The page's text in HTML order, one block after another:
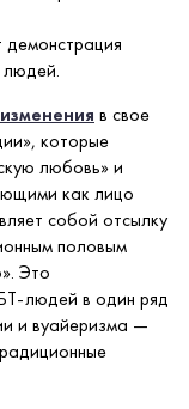
демонстрация
людей.
изменения в свое
которые
любовь» и
как лицо
собой отсылку
половым
Это
людей в один ряд
и вуайеризма —